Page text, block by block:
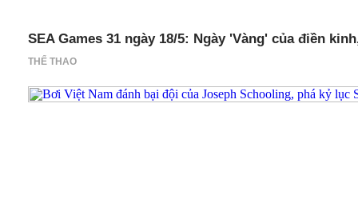
THỂ THAO
SEA Games 31 ngày 18/5: Ngày 'Vàng' của điền